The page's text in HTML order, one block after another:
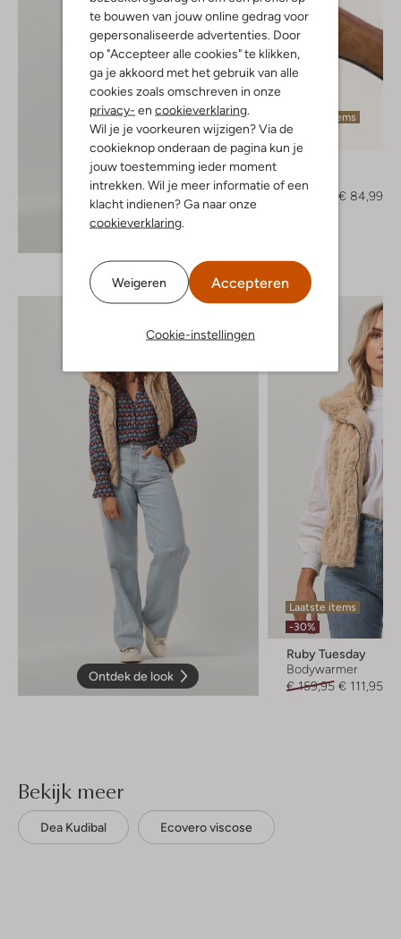
te bouwen van jouw online gedrag voor
gepersonaliseerde advertenties. Door
op "Accepteer alle cookies" te klikken,
ga je akkoord met het gebruik van alle
cookies zoals omschreven in onze
privacy- en cookieverklaring.
Wil je je voorkeuren wijzigen? Via de
cookieknop onderaan de pagina kun je
jouw toestemming ieder moment
intrekken. Wil je meer informatie of een
klacht indienen? Ga naar onze
cookieverklaring.
Weigeren Accepteren
Cookie-instellingen
Ontdek de look
Laatste items
-50%
€ 84,99
Ontdek de look
Laatste items
-30%
Ruby Tuesday
Bodywarmer
€ 159,95 € 111,95
Bekijk meer
Dea Kudibal Ecovero viscose